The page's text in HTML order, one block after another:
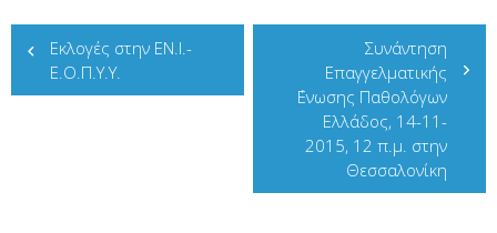
Πλοήγηση
άρθρων
Εκλογές στην EN.I.-
Ε.Ο.Π.Υ.Υ.
Συνάντηση
Επαγγελματικής
΄Ενωσης Παθολόγων
Ελλάδος, 14-11-
2015, 12 π.μ. στην
Θεσσαλονίκη